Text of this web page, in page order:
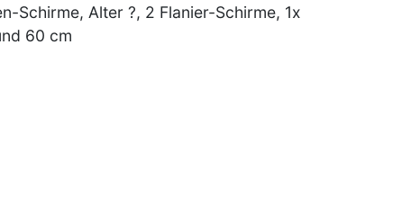
Schirme, Alter ?, 2 Flanier-Schirme, 1x
60 cm